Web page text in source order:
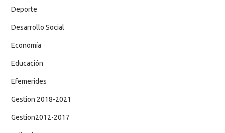
Deporte
Desarrollo Social
Economía
Educación
Efemerides
Gestion 2018-2021
Gestion2012-2017